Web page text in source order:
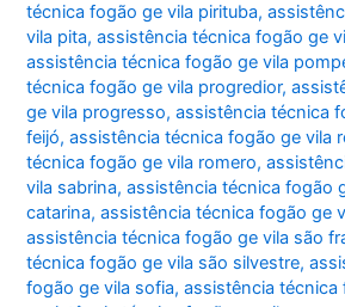
técnica fogão ge vila pirituba,
vila pita,assistência técnica fogão ge
assistência técnica fogão ge vila
técnica fogão ge vila progredior,
ge vila progresso,assistência técnica
feijó,assistência técnica fogão ge vila
técnica fogão ge vila romero,
vila sabrina,assistência técnica fogão
catarina,assistência técnica fogão ge
assistência técnica fogão ge vila são
técnica fogão ge vila são silvestre,
fogão ge vila sofia,assistência técnica